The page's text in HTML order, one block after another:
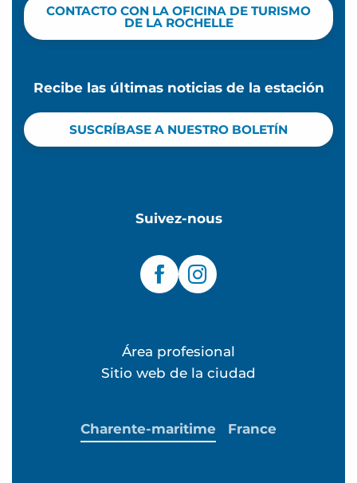
CONTACTO CON LA OFICINA DE TURISMO
DE LA ROCHELLE
Recibe las últimas noticias de la estación
SUSCRÍBASE A NUESTRO BOLETÍN
Suivez-nous
Área profesional
Sitio web de la ciudad
Charente-maritime France